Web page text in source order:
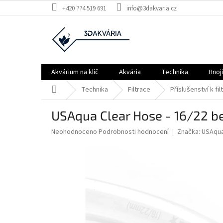
na
+420 774 519 691 info@3dakvaria.cz
Akvárium na klíč Akvária Technika
Domů Technika Filtrace Příslušenství k
USAqua Clear Hose - 16/22
Průměrné
Neohodnoceno Podrobnosti hodnocení Značka: